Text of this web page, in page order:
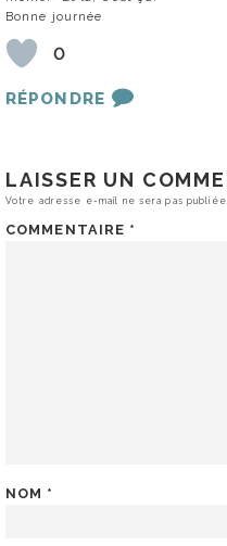
Bonne journée
0
RÉPONDRE
LAISSER UN
Votre adresse e-mail ne sera pas publiée.
COMMENTAIRE *
NOM *